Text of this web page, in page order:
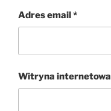
Adres email*
Witryna internetowa